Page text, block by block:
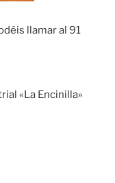
llamar al 91
«La Encinilla»